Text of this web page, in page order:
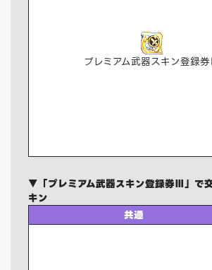
プレミアム武器スキン登録
▼「プレミアム武器スキン登録券Ⅲ」で
キン
共通